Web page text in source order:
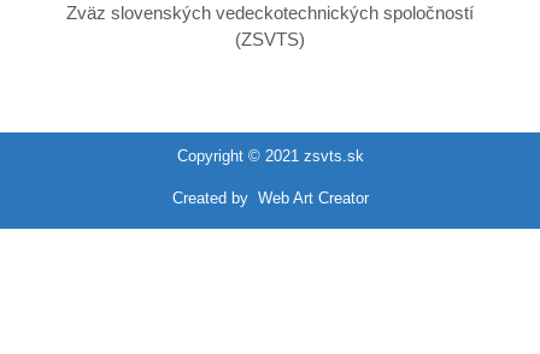
Zväz slovenských vedeckotechnických spoločností
(ZSVTS)
Copyright © 2021 zsvts.sk
Created by Web Art Creator